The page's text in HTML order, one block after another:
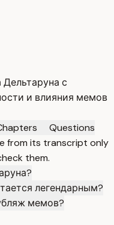
с
и влияния мемов
Questions
from its transcript only
them.
легендарным?
мемов?